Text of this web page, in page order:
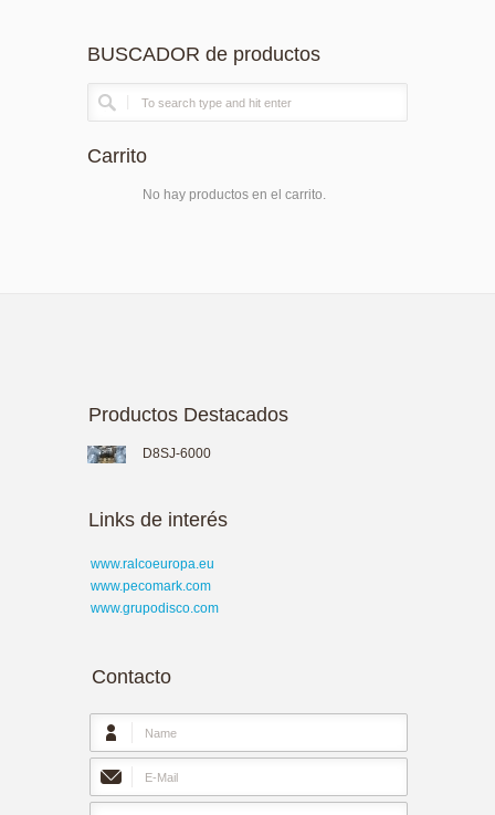
BUSCADOR de productos
Carrito
No hay productos en el carrito.
Productos Destacados
D8SJ-6000
Links de interés
www.ralcoeuropa.eu
www.pecomark.com
www.grupodisco.com
Contacto